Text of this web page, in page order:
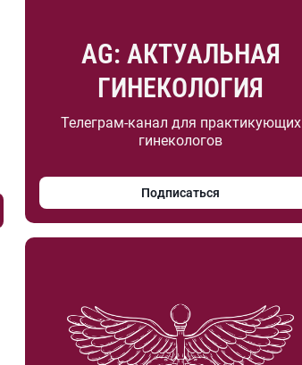
AG: АКТУАЛЬНАЯ
ГИНЕКОЛОГИЯ
Телеграм-канал для практикующих
гинекологов
Подписаться